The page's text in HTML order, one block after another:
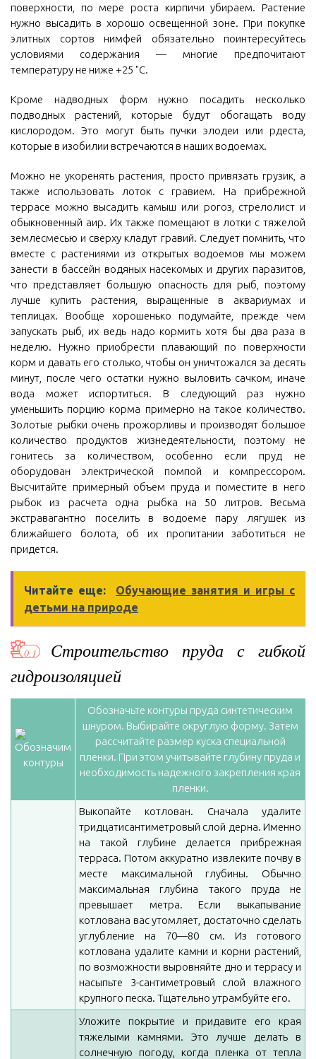
поверхности, по мере роста кирпичи убираем. Растение
нужно высадить в хорошо освещенной зоне. При покупке
элитных сортов нимфей обязательно поинтересуйтесь
условиями содержания — многие предпочитают
температуру не ниже +25 "С.
Кроме надводных форм нужно посадить несколько
подводных растений, которые будут обогащать воду
кислородом. Это могут быть пучки элодеи или рдеста,
которые в изобилии встречаются в наших водоемах.
Можно не укоренять растения, просто привязать грузик, а
также использовать лоток с гравием. На прибрежной
террасе можно высадить камыш или рогоз, стрелолист и
обыкновенный аир. Их также помещают в лотки с тяжелой
землесмесью и сверху кладут гравий. Следует помнить, что
вместе с растениями из открытых водоемов мы можем
занести в бассейн водяных насекомых и других паразитов,
что представляет большую опасность для рыб, поэтому
лучше купить растения, выращенные в аквариумах и
теплицах. Вообще хорошенько подумайте, прежде чем
запускать рыб, их ведь надо кормить хотя бы два раза в
неделю. Нужно приобрести плавающий по поверхности
корм и давать его столько, чтобы он уничтожался за десять
минут, после чего остатки нужно выловить сачком, иначе
вода может испортиться. В следующий раз нужно
уменьшить порцию корма примерно на такое количество.
Золотые рыбки очень прожорливы и производят большое
количество продуктов жизнедеятельности, поэтому не
гонитесь за количеством, особенно если пруд не
оборудован электрической помпой и компрессором.
Высчитайте примерный объем пруда и поместите в него
рыбок из расчета одна рыбка на 50 литров. Весьма
экстравагантно поселить в водоеме пару лягушек из
ближайшего болота, об их пропитании заботиться не
придется.
Читайте еще:
Обучающие занятия и игры с
детьми на природе
Строительство пруда с гибкой
гидроизоляцией
Обозначьте контуры пруда синтетическим
шнуром. Выбирайте округлую форму. Затем
рассчитайте размер куска специальной
пленки. При этом учитывайте глубину пруда и
необходимость надежного закрепления края
пленки.
Выкопайте котлован. Сначала удалите
тридцатисантиметровый слой дерна. Именно
на такой глубине делается прибрежная
терраса. Потом аккуратно извлеките почву в
месте максимальной глубины. Обычно
максимальная глубина такого пруда не
превышает метра. Если выкапывание
котлована вас утомляет, достаточно сделать
углубление на 70—80 см. Из готового
котлована удалите камни и корни растений,
по возможности выровняйте дно и террасу и
насыпьте 3-сантиметровый слой влажного
крупного песка. Тщательно утрамбуйте его.
Уложите покрытие и придавите его края
тяжелыми камнями. Это лучше делать в
солнечную погоду, когда пленка от тепла